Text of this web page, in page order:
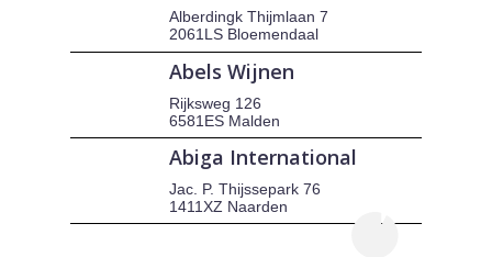
Alberdingk Thijmlaan 7
2061LS Bloemendaal
Abels Wijnen
Rijksweg 126
6581ES Malden
Abiga International
Jac. P. Thijssepark 76
1411XZ Naarden